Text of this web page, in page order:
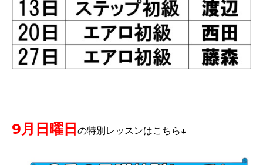
9月日曜日 の特別レッスンはこちら↓